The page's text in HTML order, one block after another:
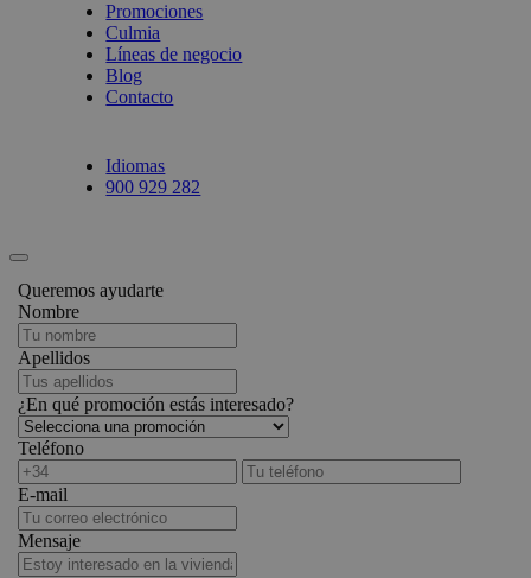
Promociones
Culmia
Líneas de negocio
Blog
Contacto
Idiomas
900 929 282
Queremos ayudarte
Nombre
Apellidos
¿En qué promoción estás interesado?
Teléfono
E-mail
Mensaje